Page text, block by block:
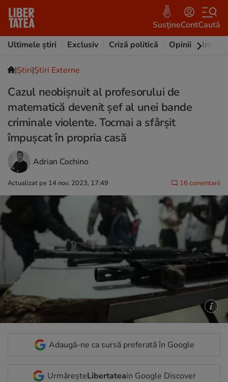
SusțineContCaută
Ultimele știri
Exclusiv Criză politică Opinii
|Ştiri|Știri Externe
Cazul neobișnuit al profesorului de
matematică devenit șef al unei bande
criminale violente. Tocmai a sfârșit
împușcat în propria casă
Adrian Cochino
Actualizat pe 14 nov. 2023, 17:49 16 comentarii
Adaugă-ne ca sursă preferată în Google
UrmăreșteLibertateain Google Discover